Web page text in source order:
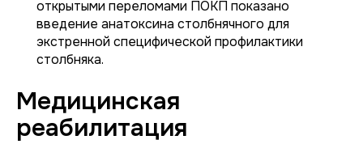
открытыми переломами ПОКП показано
введение анатоксина столбнячного для
экстренной специфической профилактики
столбняка.
Медицинская
реабилитация